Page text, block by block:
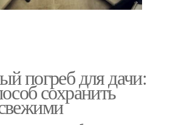
погреб для дачи:
сохранить